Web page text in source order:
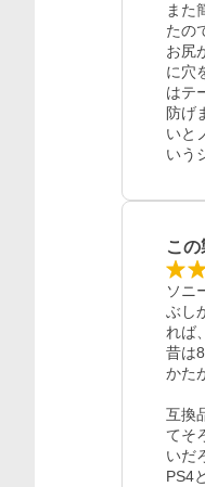
また
たの
お尻
に穴
はテ
防げ
いと
いう
こ
ソニ
ぶし
れば
昔は
かた
互換
てそ
いだ
PS4